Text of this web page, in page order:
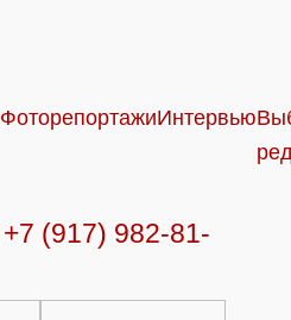
ФоторепортажиИнтервью
+7 (917) 982-81-